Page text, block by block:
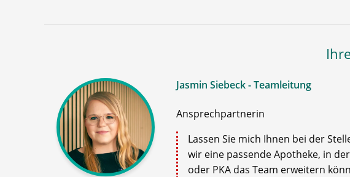
Jasmin Siebeck - Teamleitung
Ansprechpartnerin
Lassen Sie mich Ihnen bei der
wir eine passende Apotheke, in
oder PKA das Team erweitern